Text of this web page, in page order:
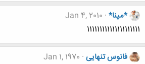
*مینا* Jan 4, 2010
111111111111111111111
فانوس تنهایی Jan 1, 1970